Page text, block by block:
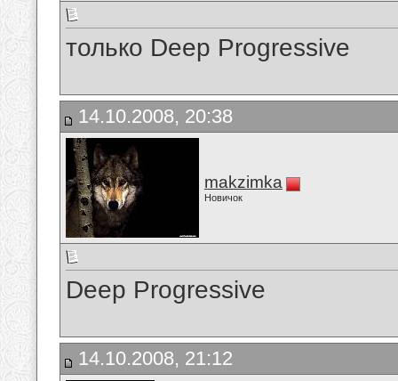
только Deep Progressive
14.10.2008, 20:38
makzimka
Новичок
Deep Progressive
14.10.2008, 21:12